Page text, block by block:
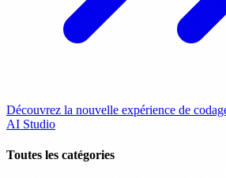
Découvrez la nouvelle expérience de
AI Studio
Toutes les catégories